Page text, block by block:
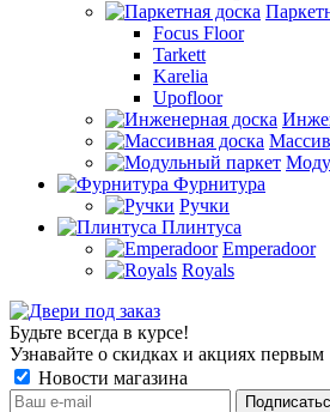
Focus Floor
Tarkett
Karelia
Upofloor
Фурнитура
Ручки
Плинтуса
Emperadoor
Royals
Будьте всегда в курсе!
Узнавайте о скидках и акциях первым
Новости магазина